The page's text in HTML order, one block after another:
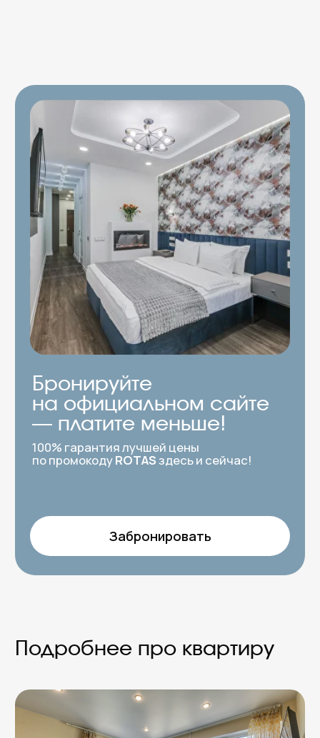
по промокодуROTASздесь и сейчас!
Забронировать
Подробнее про квартиру
Площадь 34 м², этаж 12, до 4х гостей (спальные
места 2+2)
раскладной диван для отдыха днем или
дополнительного размещения гостей. Кухня с
обеденным столом полностью оборудована
для приготовления любимой еды. Отличный
вариант для любой цели — от семейного
отдыха и поездки с друзьями до командировки
или романтического вечера.
ЖК-телевизор
Постельное белье, полотенца
Полностью оснащенная кухня
СВЧ-печь, чайник
Фен
Бойлер
Стиральная машина
Квартира «Rotas» на
Московском проспекте,